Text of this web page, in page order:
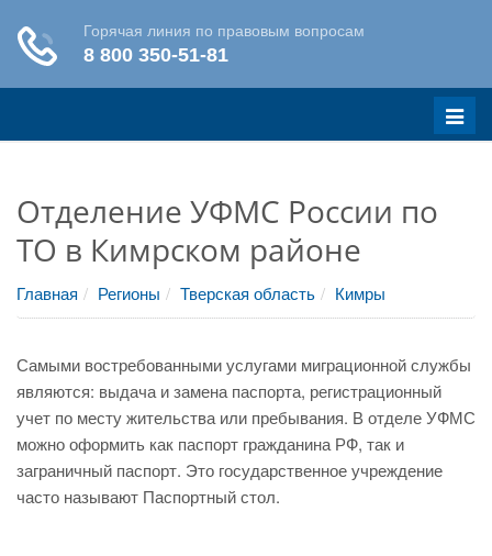
Меню
Отделение УФМС России по
ТО в Кимрском районе
Главная Регионы Тверская область Кимры
Самыми востребованными услугами миграционной службы
являются: выдача и замена паспорта, регистрационный
учет по месту жительства или пребывания. В отделе УФМС
можно оформить как паспорт гражданина РФ, так и
заграничный паспорт. Это государственное учреждение
часто называют Паспортный стол.